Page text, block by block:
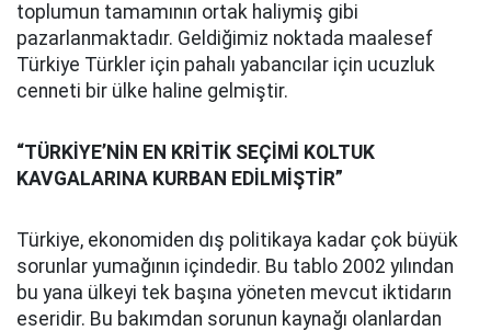
toplumun tamamının ortak haliymiş gibi
pazarlanmaktadır. Geldiğimiz noktada maalesef
Türkiye Türkler için pahalı yabancılar için ucuzluk
cenneti bir ülke haline gelmiştir.
“TÜRKİYE’NİN EN KRİTİK SEÇİMİ KOLTUK
KAVGALARINA KURBAN EDİLMİŞTİR”
Türkiye, ekonomiden dış politikaya kadar çok büyük
sorunlar yumağının içindedir. Bu tablo 2002 yılından
bu yana ülkeyi tek başına yöneten mevcut iktidarın
eseridir. Bu bakımdan sorunun kaynağı olanlardan